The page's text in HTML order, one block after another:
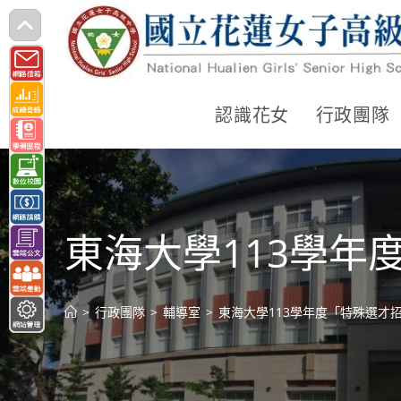
跳
轉
至
主
要
內
容
認識花女 行政團隊
東海大學113學年
> 行政團隊 > 輔導室 > 東海大學113學年度「特殊選才